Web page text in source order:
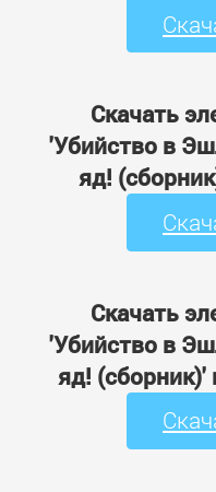
Скачать
'Убийство в
яд!
Скачать
'Убийство в
яд! (сборник)'